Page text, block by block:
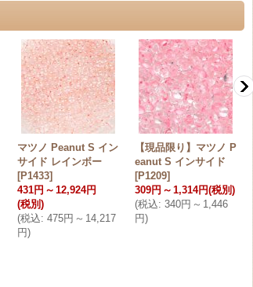
マツノ Peanut S イン
サイド レインボー
[P1433]
431円 ～ 12,924円
(税別)
(税込: 475円 ～ 14,217
円)
【現品限り】マツノ P
eanut S インサイド
[P1209]
309円 ～ 1,314円(税別)
(税込: 340円 ～ 1,446
円)